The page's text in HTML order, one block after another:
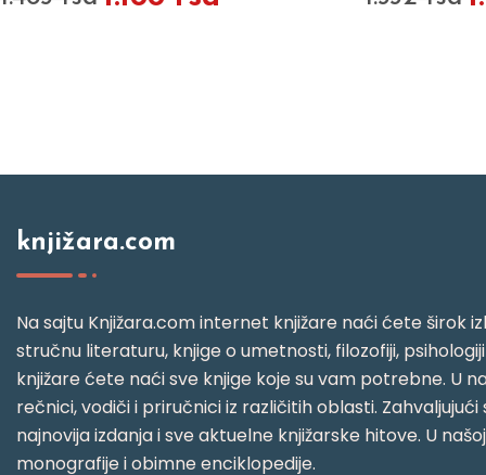
knjižara.com
Na sajtu Knjižara.com internet knjižare naći ćete širok
stručnu literaturu, knjige o umetnosti, filozofiji,
knjižare ćete naći sve knjige koje su vam potrebne. U
rečnici, vodiči i priručnici iz različitih oblasti.
najnovija izdanja i sve aktuelne knjižarske hitove. U
monografije i obimne enciklopedije.